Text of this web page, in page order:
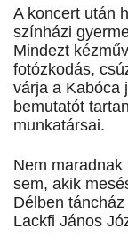
A koncert után
színházi
Mindezt
fotózkodás,
várja a Kabóca
bemutatót
munkatársai.
Nem
sem, akik
Délben
Lackfi János